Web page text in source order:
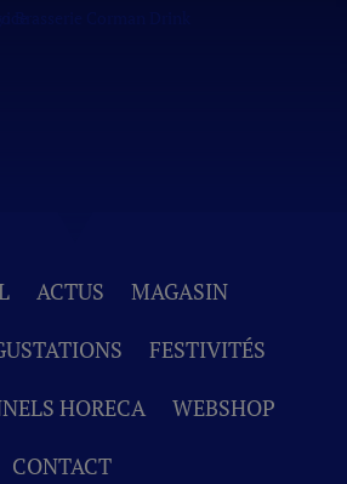
ACTUS
MAGASIN
FESTIVITÉS
HORECA
WEBSHOP
CONTACT